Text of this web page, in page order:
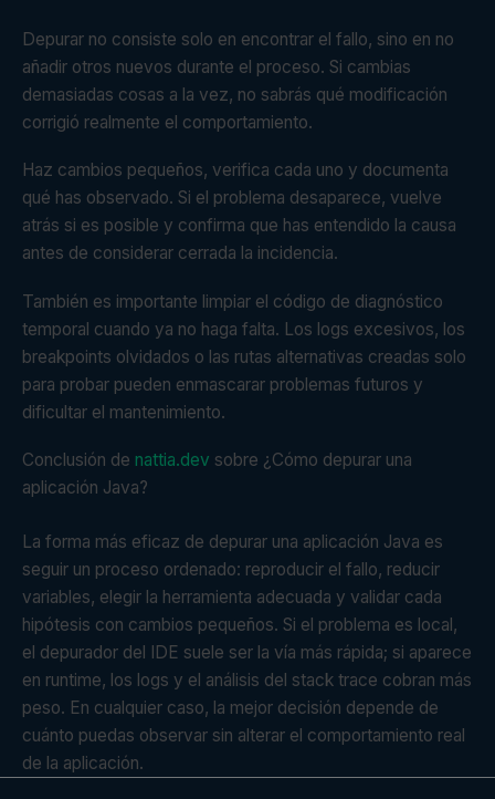
Depurar no consiste solo en encontrar el fallo, sino en no
añadir otros nuevos durante el proceso. Si cambias
demasiadas cosas a la vez, no sabrás qué modificación
corrigió realmente el comportamiento.
Haz cambios pequeños, verifica cada uno y documenta
qué has observado. Si el problema desaparece, vuelve
atrás si es posible y confirma que has entendido la causa
antes de considerar cerrada la incidencia.
También es importante limpiar el código de diagnóstico
temporal cuando ya no haga falta. Los logs excesivos, los
breakpoints olvidados o las rutas alternativas creadas solo
para probar pueden enmascarar problemas futuros y
dificultar el mantenimiento.
Conclusión de nattia.dev sobre ¿Cómo depurar una
aplicación Java?
La forma más eficaz de depurar una aplicación Java es
seguir un proceso ordenado: reproducir el fallo, reducir
variables, elegir la herramienta adecuada y validar cada
hipótesis con cambios pequeños. Si el problema es local,
el depurador del IDE suele ser la vía más rápida; si aparece
en runtime, los logs y el análisis del stack trace cobran más
peso. En cualquier caso, la mejor decisión depende de
cuánto puedas observar sin alterar el comportamiento real
de la aplicación.